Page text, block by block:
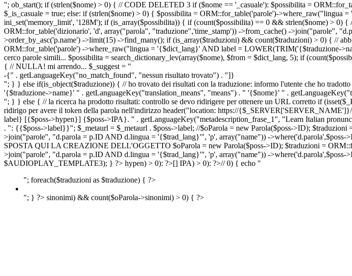
"; ob_start(); if (strlen($nome) > 0) { // CODE DELETED 3 if ($nome == '_casuale'): $possibilita =
$_is_casuale = true; else: if (strlen($nome) > 0) { $possibilita = ORM::for_table('parole')-
ini_set('memory_limit', '128M'); if (is_array($possibilita)) { if (count($possibilita) == 0 && strlen($nome) > 0)
ORM::for_table('dizionario', 'd', array("parola", "traduzione",'time_stamp')) ->from_cache() ->join("parole",
>order_by_asc('p.name') ->limit(15) ->find_many(); if (is_array($traduzioni) && count($traduzioni) > 0) { //
ORM::for_table('parole') ->where_raw("lingua = '{$dict_lang}' AND label = LOWER(TRIM('{$traduzione-
cerco parole simili... $possibilita = search_dictionary_lev(array($nome), $from = $dict_lang, 5); if
{ // NULLA! mi arrendo... $_suggest = "
-{" . getLanguageKey("no_match_found", "nessun risultato trovato") . "]}
"; } } else if(is_object($traduzione)) { // ho trovato dei risultati con la traduzione: informo l'utente che ho tradotto
'{$traduzione->name}' " . getLanguageKey("translation_means", "means") . " '{$nome}' " .
"; } } else { // la ricerca ha prodotto risultati: controllo se devo ridirigere per ottenere un URL corretto if
ridirigo per avere il token della parola nell'indirizzo header("location: https://
label} [{$poss->hypen}] {$poss->IPA}. " . getLanguageKey("metadescription_frase_1", "Learn Italian
. ": {{$poss->label}}"; $_metaurl = $_metaurl . $poss->label; //$oParola = new Parola($poss->ID);
>join("parole", "d.parola = p.ID AND d.lingua = '{$trad_lang}'", 'p', array("name")) ->where('d.parola',$poss-
SPOSTA QUI LA CREAZIONE DELL'OGGETTO $oParola = new Parola($poss->ID); $traduzioni =
>join("parole", "d.parola = p.ID AND d.lingua = '{$trad_lang}'", 'p', array("name")) ->where('d.parola',$poss-
$AUDIOPLAY_TEMPLATE3); } ?> hypen) > 0): ?>[] IPA) > 0): ?>// 0) { echo "
"; foreach($traduzioni as $traduzione) { ?>
"; } ?> sinonimi) && count($oParola->sinonimi) > 0) { ?>